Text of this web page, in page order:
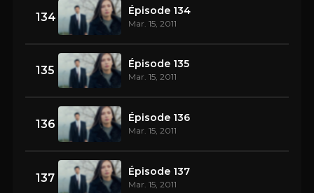
134 Épisode 134
Mar. 15, 2011
135 Épisode 135
Mar. 15, 2011
136 Épisode 136
Mar. 15, 2011
137 Épisode 137
Mar. 15, 2011